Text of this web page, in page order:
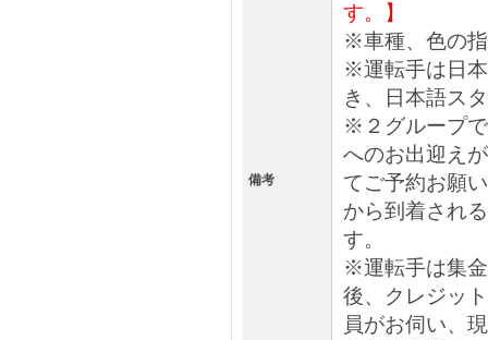
備考
す。】
※車種、色の
※運転手は日
き、日本語ス
※２グループ
へのお出迎え
てご予約お願
から到着され
す。
※運転手は集
後、クレジッ
員がお伺い、